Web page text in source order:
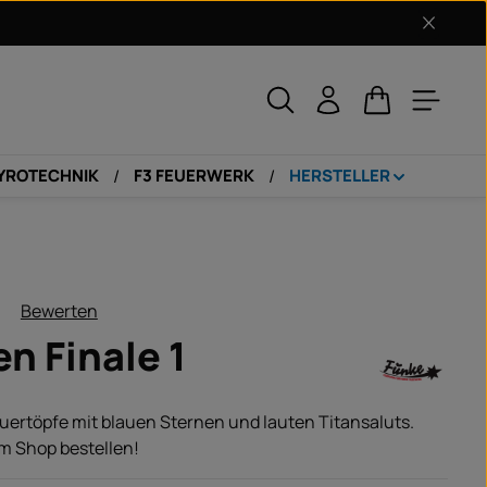
Warenkorb
F3 FEUERWERK HERSTELLER
Bewertung von 0 von 5 Sternen
Bewerten
Finale 1
mit blauen Sternen und lauten Titansaluts.
Shop bestellen!